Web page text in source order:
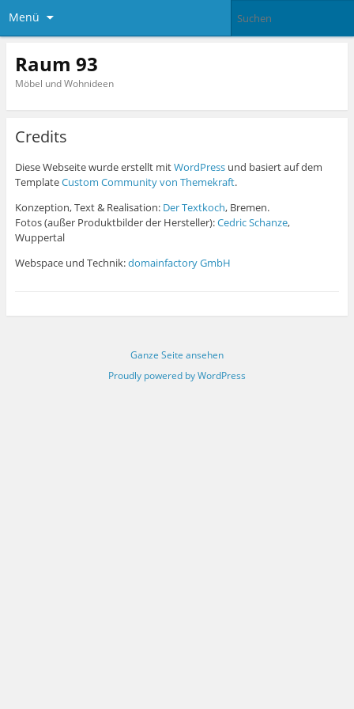
Menü
Raum 93
Möbel und Wohnideen
Credits
Diese Webseite wurde erstellt mitWordPressund basiert auf dem
TemplateCustom Community von Themekraft.
Konzeption, Text & Realisation: Der Textkoch, Bremen.
Fotos (außer Produktbilder der Hersteller):Cedric Schanze,
Wuppertal
Webspace und Technik:domainfactory GmbH
Ganze Seite ansehen
Proudly powered by WordPress